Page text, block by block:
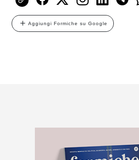
Aggiungi Formiche su Google